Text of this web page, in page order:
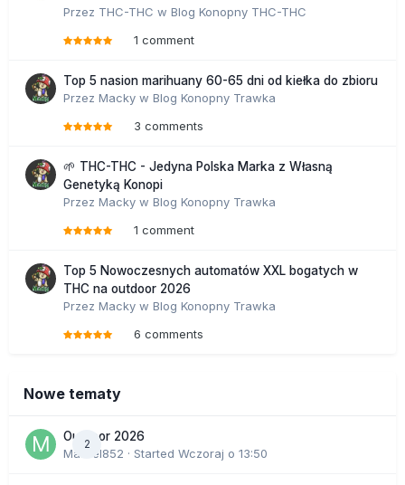
Przez THC-THC w Blog Konopny THC-THC
1 comment
Top 5 nasion marihuany 60-65 dni od kiełka do zbioru
Przez Macky w Blog Konopny Trawka
3 comments
🌱 THC-THC - Jedyna Polska Marka z Własną
Genetyką Konopi
Przez Macky w Blog Konopny Trawka
1 comment
Top 5 Nowoczesnych automatów XXL bogatych w
THC na outdoor 2026
Przez Macky w Blog Konopny Trawka
6 comments
Nowe tematy
2
Outdoor 2026
Marcel852 · Started Wczoraj o 13:50